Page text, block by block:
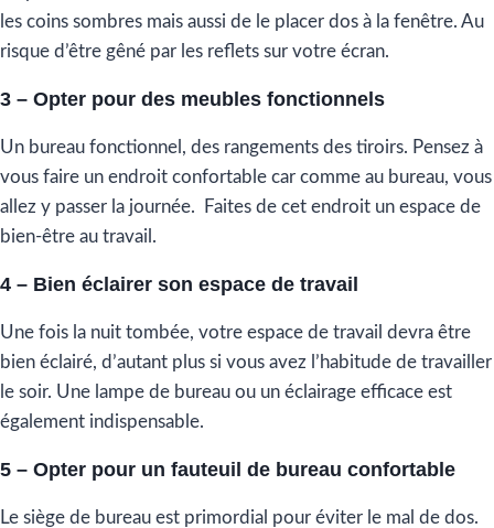
les coins sombres mais aussi de le placer dos à la fenêtre. Au
risque d’être gêné par les reflets sur votre écran.
3 – Opter pour des meubles fonctionnels
Un bureau fonctionnel, des rangements des tiroirs. Pensez à
vous faire un endroit confortable car comme au bureau, vous
allez y passer la journée. Faites de cet endroit un espace de
bien-être au travail.
4 – Bien éclairer son espace de travail
Une fois la nuit tombée, votre espace de travail devra être
bien éclairé, d’autant plus si vous avez l’habitude de travailler
le soir. Une lampe de bureau ou un éclairage efficace est
également indispensable.
5 – Opter pour un fauteuil de bureau confortable
Le siège de bureau est primordial pour éviter le mal de dos.